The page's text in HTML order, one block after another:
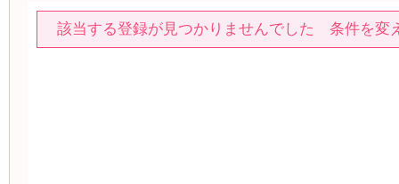
該当する登録が見つかりませんでした 条件を